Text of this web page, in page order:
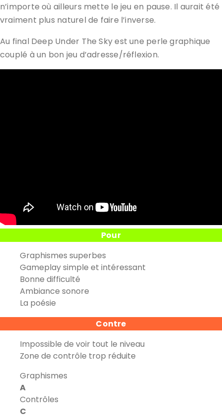
n’importe où ailleurs mette le jeu en pause. Il aurait été
vraiment plus naturel de faire l’inverse.
Au final Deep Under The Sky est une perle graphique
couplé à un bon jeu d’adresse/réflexion.
Pour
Graphismes superbes
Gameplay simple et intéressant
Bonne difficulté
Ambiance sonore
La poésie
Contre
Impossible de voir tout le niveau
Zone de contrôle trop réduite
Graphismes
A
Contrôles
C